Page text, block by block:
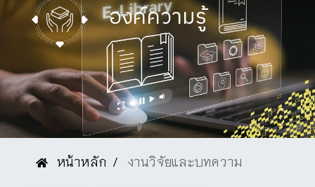
องค์ความรู้
หน้าหลัก งานวิจัยและบทความ